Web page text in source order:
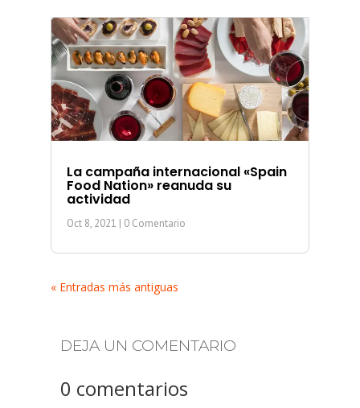
La campaña internacional «Spain
Food Nation» reanuda su
actividad
Oct 8, 2021 | 0 Comentario
« Entradas más antiguas
DEJA UN COMENTARIO
0 comentarios